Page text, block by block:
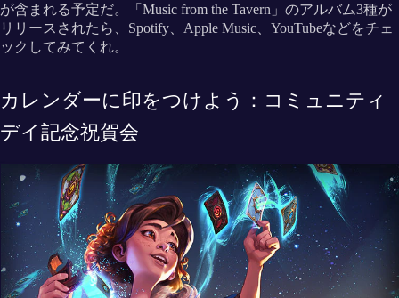
が含まれる予定だ。「Music from the Tavern」のアルバム3種が
リリースされたら、Spotify、Apple Music、YouTubeなどをチェ
ックしてみてくれ。
カレンダーに印をつけよう：コミュニティ
デイ記念祝賀会